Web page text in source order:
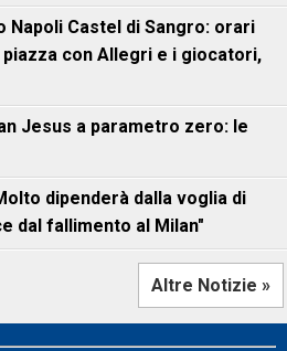
Napoli Castel di Sangro: orari
con Allegri e i giocatori,
Jesus a parametro zero: le
dipenderà dalla voglia di
dal fallimento al Milan"
Altre Notizie »